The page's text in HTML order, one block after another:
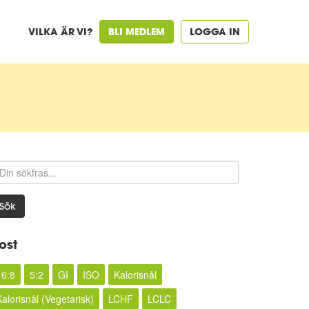
VILKA ÄR VI? BLI MEDLEM LOGGA IN
Sök
5:2 GI ISO
Kalorisnål
(Vegetarisk)
LCHF
LCLC